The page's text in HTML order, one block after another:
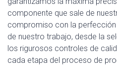
componente que sale de
compromiso con la
de nuestro trabajo, desde la
los rigurosos controles de
cada etapa del proceso de